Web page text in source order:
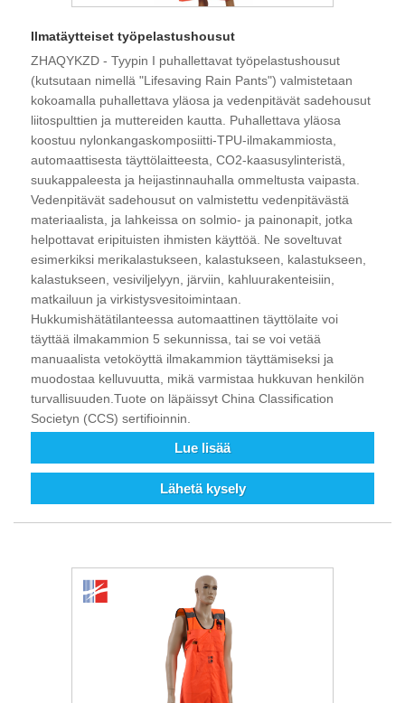
Ilmatäytteiset työpelastushousut
ZHAQYKZD - Tyypin I puhallettavat työpelastushousut
(kutsutaan nimellä "Lifesaving Rain Pants") valmistetaan
kokoamalla puhallettava yläosa ja vedenpitävät sadehousut
liitospulttien ja muttereiden kautta. Puhallettava yläosa
koostuu nylonkangaskomposiitti-TPU-ilmakammiosta,
automaattisesta täyttölaitteesta, CO2-kaasusylinteristä,
suukappaleesta ja heijastinnauhalla ommeltusta vaipasta.
Vedenpitävät sadehousut on valmistettu vedenpitävästä
materiaalista, ja lahkeissa on solmio- ja painonapit, jotka
helpottavat eripituisten ihmisten käyttöä. Ne soveltuvat
esimerkiksi merikalastukseen, kalastukseen, kalastukseen,
kalastukseen, vesiviljelyyn, järviin, kahluurakenteisiin,
matkailuun ja virkistysvesitoimintaan.
Hukkumishätätilanteessa automaattinen täyttölaite voi
täyttää ilmakammion 5 sekunnissa, tai se voi vetää
manuaalista vetoköyttä ilmakammion täyttämiseksi ja
muodostaa kelluvuutta, mikä varmistaa hukkuvan henkilön
turvallisuuden.Tuote on läpäissyt China Classification
Societyn (CCS) sertifioinnin.
Lue lisää
Lähetä kysely